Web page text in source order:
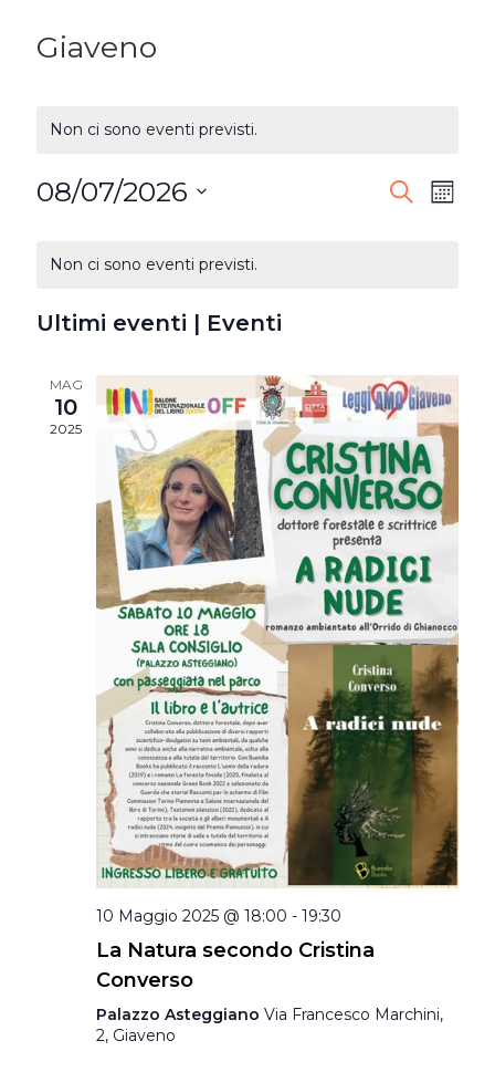
Giaveno
Non ci sono eventi previsti.
EVENTI
CercaMese
08/07/2026
laCALENDARIO
EVENTI
Non ci sono eventi previsti.
Ultimi eventi | Eventi
MAG
10
2025
10 Maggio 2025 @ 18:00 - 19:30
La Natura secondo Cristina
Converso
Palazzo Asteggiano Via Francesco Marchini,
2, Giaveno